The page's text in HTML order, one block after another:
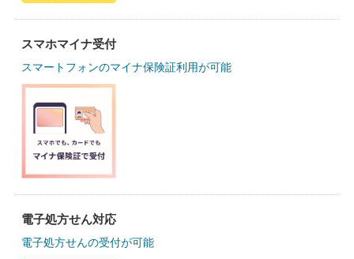
スマホマイナ受付
スマートフォンのマイナ保険証利用が可能
電子処方せん対応
電子処方せんの受付が可能